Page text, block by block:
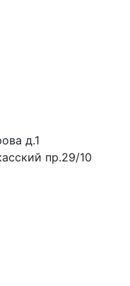
д.1
пр.29/10